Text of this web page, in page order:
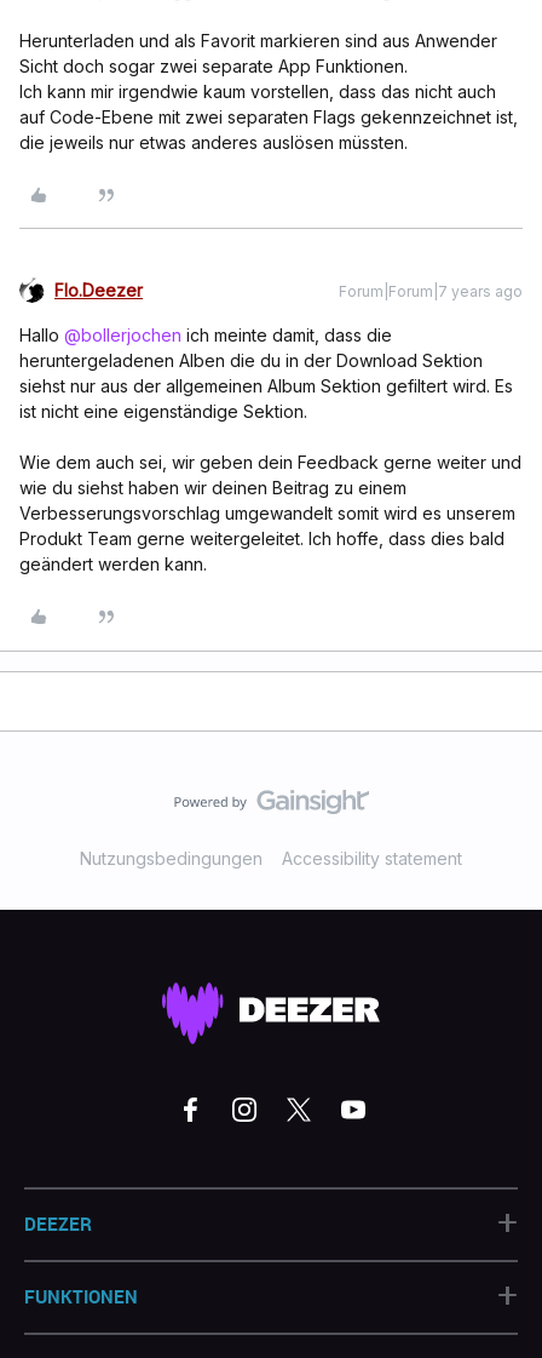
Herunterladen und als Favorit markieren sind aus Anwender
Sicht doch sogar zwei separate App Funktionen.
Ich kann mir irgendwie kaum vorstellen, dass das nicht auch
auf Code-Ebene mit zwei separaten Flags gekennzeichnet ist,
die jeweils nur etwas anderes auslösen müssten.
Flo.Deezer Forum|Forum|7 years ago
Hallo @bollerjochen ich meinte damit, dass die
heruntergeladenen Alben die du in der Download Sektion
siehst nur aus der allgemeinen Album Sektion gefiltert wird. Es
ist nicht eine eigenständige Sektion.
Wie dem auch sei, wir geben dein Feedback gerne weiter und
wie du siehst haben wir deinen Beitrag zu einem
Verbesserungsvorschlag umgewandelt somit wird es unserem
Produkt Team gerne weitergeleitet. Ich hoffe, dass dies bald
geändert werden kann.
Nutzungsbedingungen Accessibility statement
DEEZER +
FUNKTIONEN +